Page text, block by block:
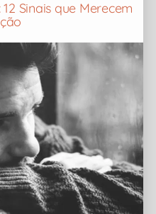
Sinais que Merecem